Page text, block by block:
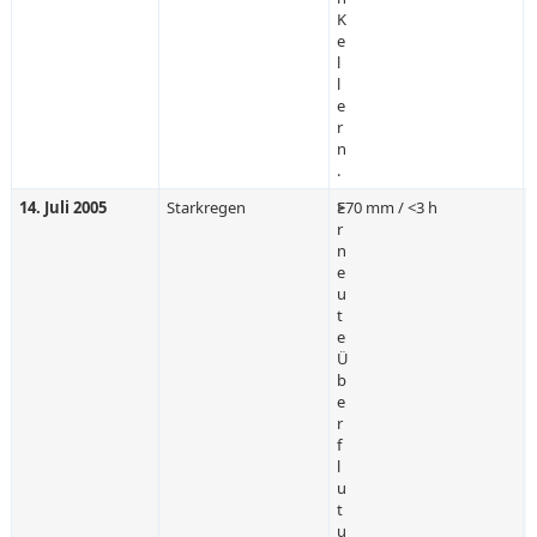
K
e
l
l
e
r
n
.
14. Juli 2005
Starkregen
E
r
n
e
u
t
e
Ü
b
e
r
f
l
u
t
u
>70 mm / <3 h